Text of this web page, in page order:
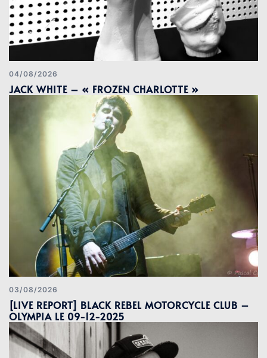
04/08/2026
JACK WHITE – « FROZEN CHARLOTTE »
03/08/2026
[LIVE REPORT] BLACK REBEL MOTORCYCLE CLUB –
OLYMPIA LE 09-12-2025